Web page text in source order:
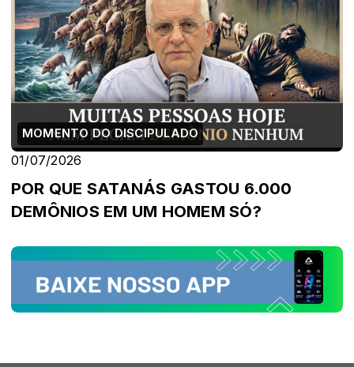
MOMENTO DO DISCIPULADO
01/07/2026
POR QUE SATANÁS GASTOU 6.000
DEMÔNIOS EM UM HOMEM SÓ?